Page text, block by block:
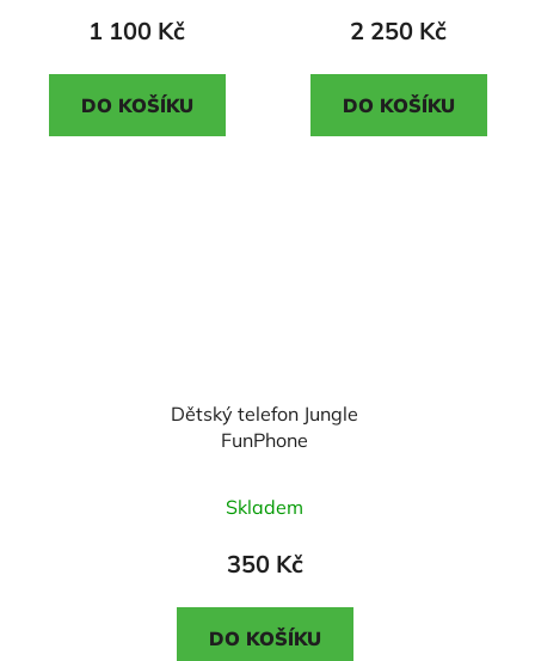
produktu
z
1 100 Kč
DO KOŠÍKU
produktu
z
2 250 Kč
DO KOŠÍKU
Dětský telefon Jungle
FunPhone
hodnocení
produktu
5,0
z
Skladem
350 Kč
DO KOŠÍKU